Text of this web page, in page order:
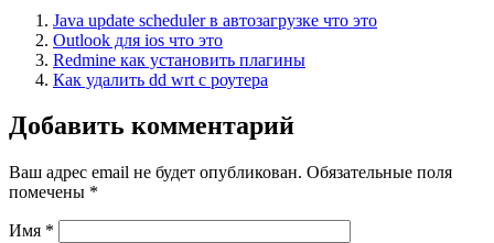
Java update scheduler в автозагрузке что это
Outlook для ios что это
Redmine как установить плагины
Как удалить dd wrt с роутера
Добавить комментарий
Ваш адрес email не будет опубликован. Обязательные поля
помечены *
Имя *